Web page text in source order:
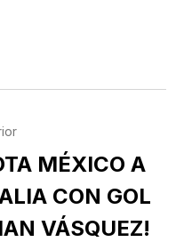
MÉXICO A
CON GOL
VÁSQUEZ!